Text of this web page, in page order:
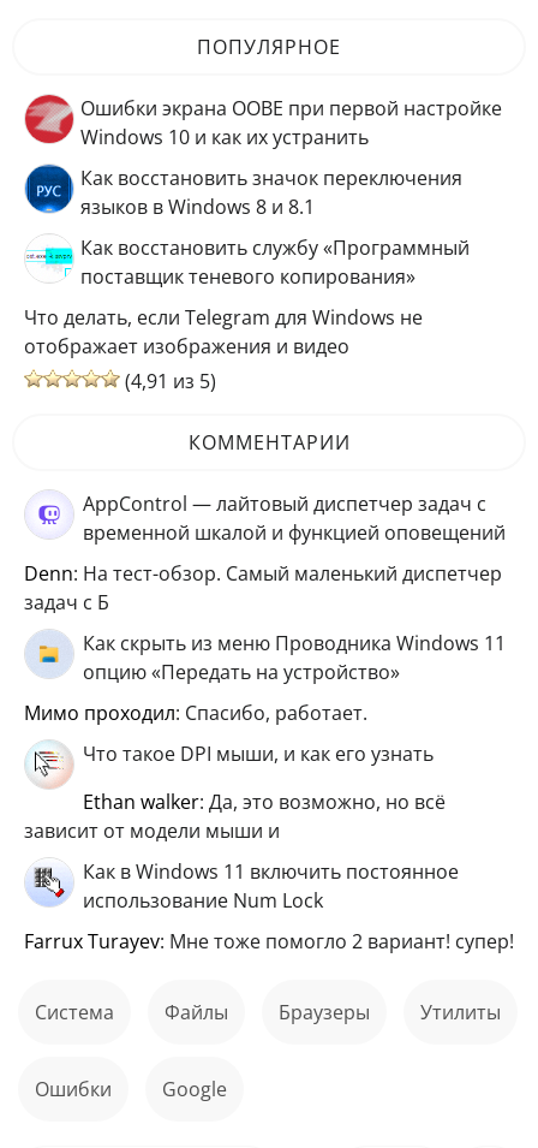
ПОПУЛЯРНОЕ
Ошибки экрана OOBE при первой настройке
Windows 10 и как их устранить
Как восстановить значок переключения
языков в Windows 8 и 8.1
Как восстановить службу «Программный
поставщик теневого копирования»
Что делать, если Telegram для Windows не
отображает изображения и видео
(4,91 из 5)
КОММЕНТАРИИ
AppControl — лайтовый диспетчер задач с
временной шкалой и функцией оповещений
Denn: На тест-обзор. Самый маленький диспетчер
задач с Б
Как скрыть из меню Проводника Windows 11
опцию «Передать на устройство»
мимо проходил: Спасибо, работает.
Что такое DPI мыши, и как его узнать
ethan walker: Да, это возможно, но всё
зависит от модели мыши и
Как в Windows 11 включить постоянное
использование Num Lock
Farrux Turayev: Мне тоже помогло 2 вариант! супер!
Система файлы Браузеры Утилиты
ошибки Google